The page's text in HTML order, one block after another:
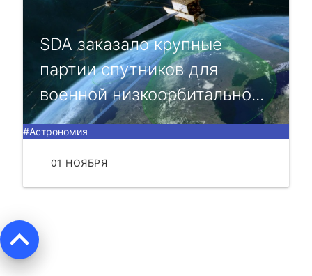
SDA заказало крупные
партии спутников для
военной низкоорбитально...
#Астрономия
01 НОЯБРЯ
keyboard_arrow_up